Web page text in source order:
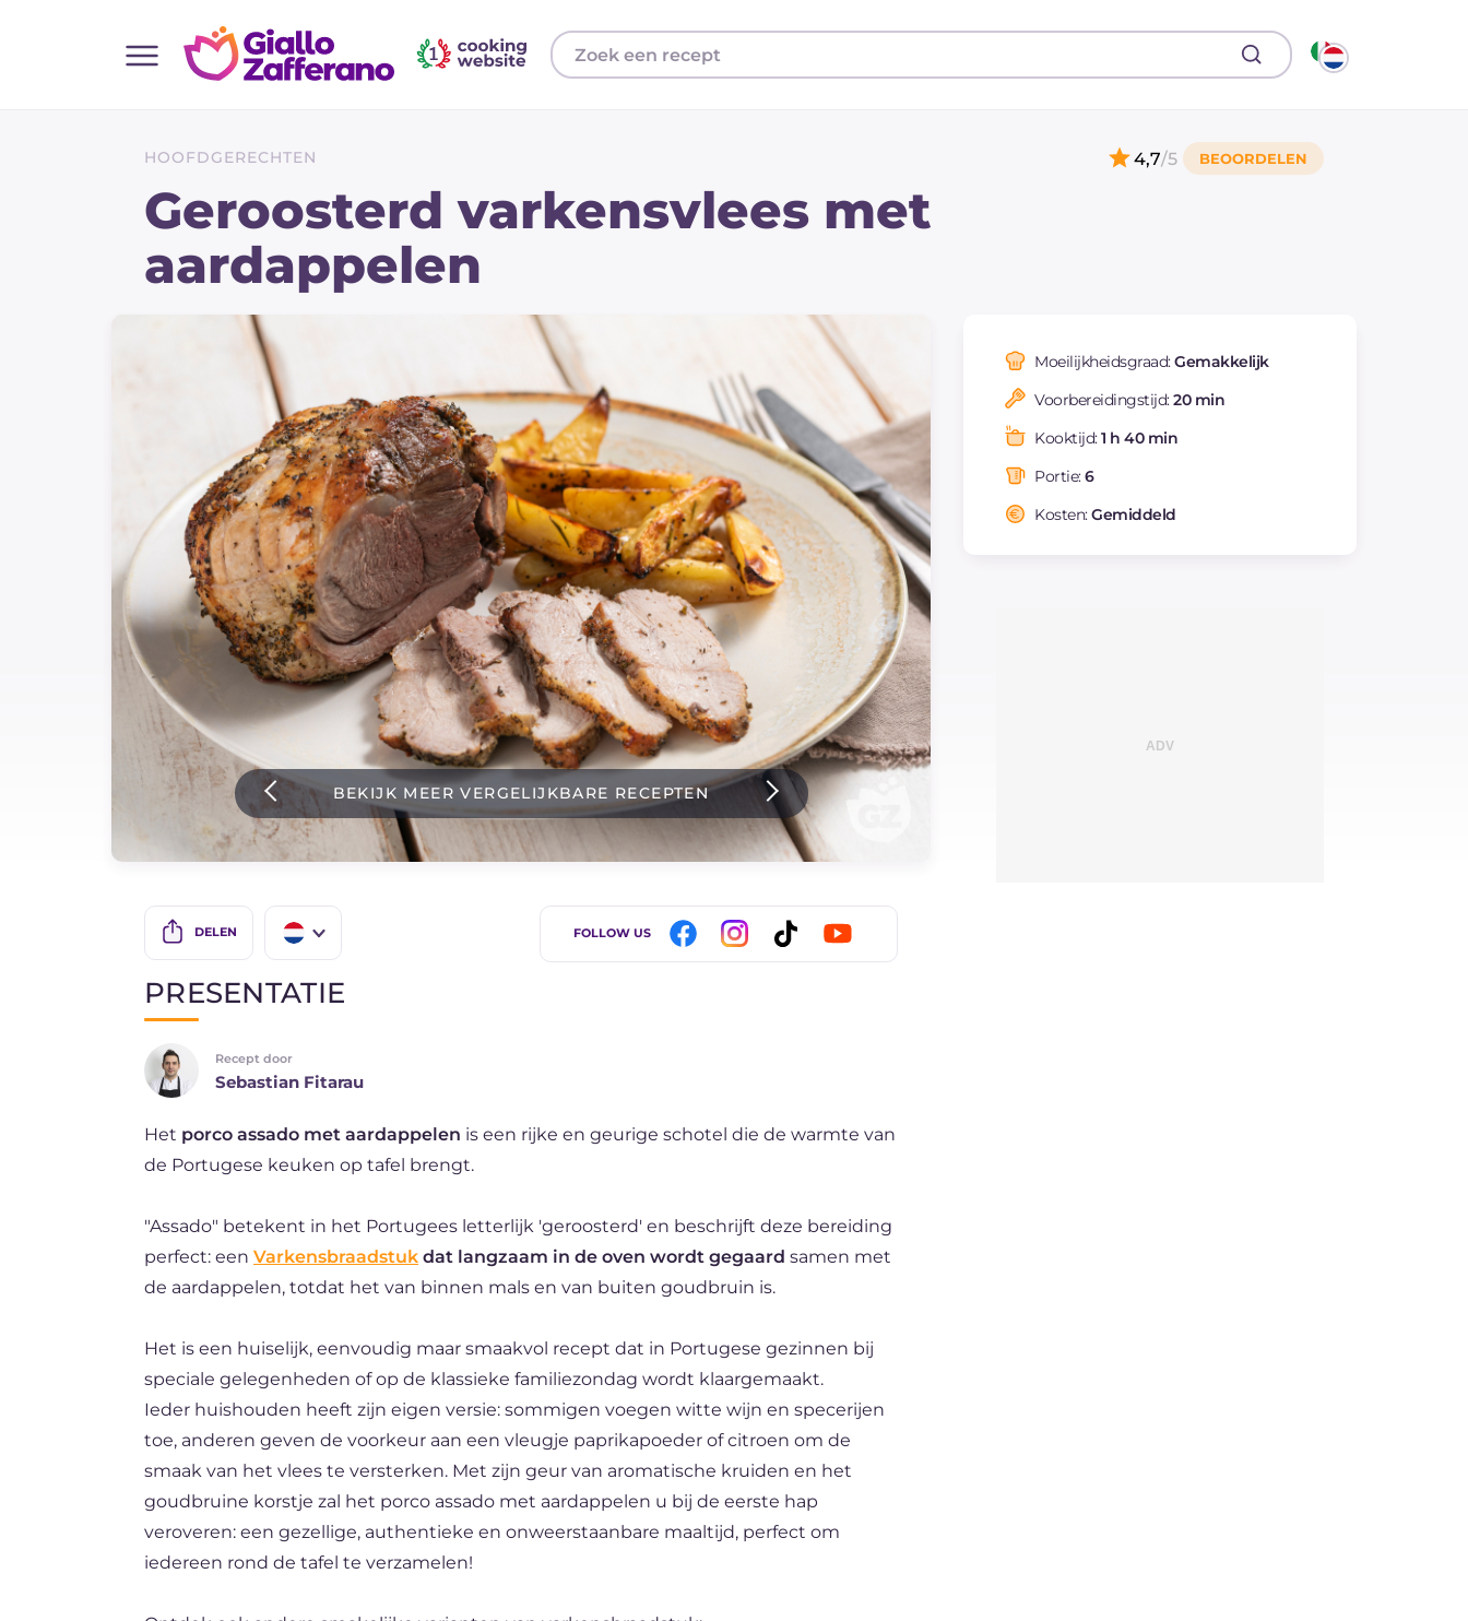
Hoofdgerechten
Nieuwste recepten
Instagram
YouTube
HOOFDGERECHTEN
Geroosterd varkensvlees met
aardappelen
4,7/5
BEKIJK MEER VERGELIJKBARE RECEPTEN
DELEN
FR
FOLLOW US
Moeilijkheidsgraad:Gemakkelijk
Voorbereidingstijd:20 min
Kooktijd:1 h 40 min
Portie:6
Kosten:Gemiddeld
PRESENTATIE
Recept door
Sebastian Fitarau
Het porco assado met aardappelen is een rijke en geurige schotel die de warmte van
de Portugese keuken op tafel brengt.
"Assado" betekent in het Portugees letterlijk 'geroosterd' en beschrijft deze bereiding
perfect: een Varkensbraadstuk dat langzaam in de oven wordt gegaard samen met
de aardappelen, totdat het van binnen mals en van buiten goudbruin is.
Het is een huiselijk, eenvoudig maar smaakvol recept dat in Portugese gezinnen bij
speciale gelegenheden of op de klassieke familiezondag wordt klaargemaakt.
Ieder huishouden heeft zijn eigen versie: sommigen voegen witte wijn en specerijen
toe, anderen geven de voorkeur aan een vleugje paprikapoeder of citroen om de
smaak van het vlees te versterken. Met zijn geur van aromatische kruiden en het
goudbruine korstje zal het porco assado met aardappelen u bij de eerste hap
veroveren: een gezellige, authentieke en onweerstaanbare maaltijd, perfect om
iedereen rond de tafel te verzamelen!